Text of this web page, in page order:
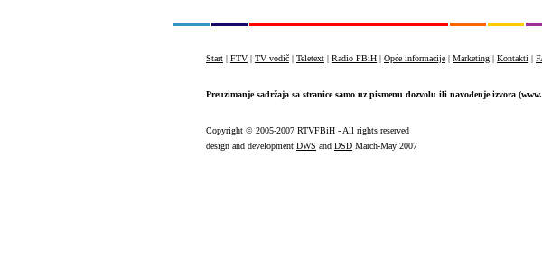
Start | FTV | TV vodič | Teletext | Radio FBiH | Opće informacije | Marketing | Kontakti |
Preuzimanje sadržaja sa stranice samo uz pismenu dozvolu ili navođenje izvora
Copyright © 2005-2007 RTVFBiH - All rights reserved
design and development DWS and DSD March-May 2007